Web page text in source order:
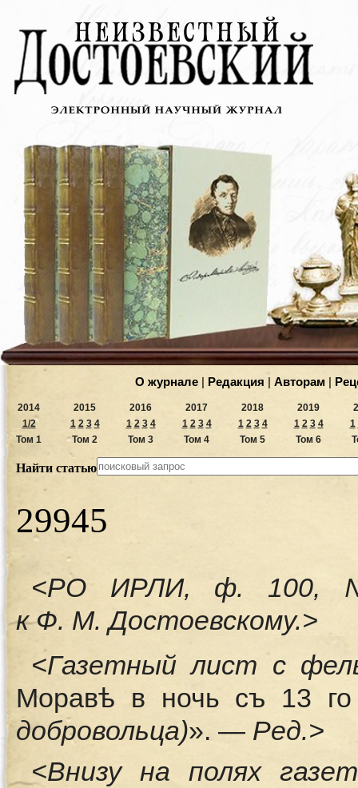
О журнале | Редакция | Авторам |
2014
1/2
Том 1
2015
1 2 3 4
Том 2
2016
1 2 3 4
Том 3
2017
1 2 3 4
Том 4
2018
1 2 3 4
Том 5
2019
1 2 3 4
Том 6
1
Найти статью
29945
<РО ИРЛИ, ф. 100,
к Ф. М. Достоевскому.>
<Газетный лист с
Моравѣ в ночь съ 13
добровольца)». — Ред.>
<Внизу на полях